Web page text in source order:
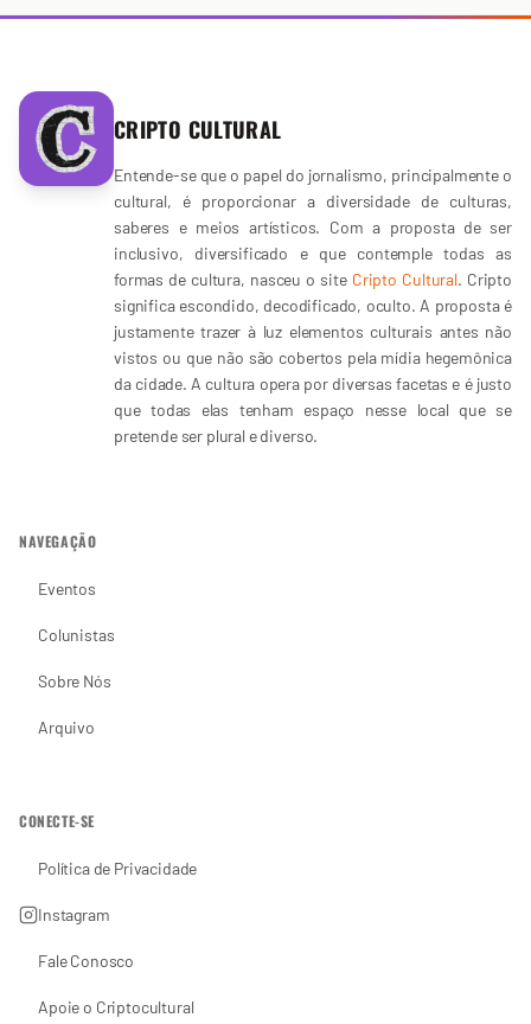
CRIPTO CULTURAL
Entende-se que o papel do jornalismo, principalmente o
cultural, é proporcionar a diversidade de culturas,
saberes e meios artísticos. Com a proposta de ser
inclusivo, diversificado e que contemple todas as
formas de cultura, nasceu o site Cripto Cultural. Cripto
significa escondido, decodificado, oculto. A proposta é
justamente trazer à luz elementos culturais antes não
vistos ou que não são cobertos pela mídia hegemônica
da cidade. A cultura opera por diversas facetas e é justo
que todas elas tenham espaço nesse local que se
pretende ser plural e diverso.
NAVEGAÇÃO
Eventos
Colunistas
Sobre Nós
Arquivo
CONECTE-SE
Política de Privacidade
Instagram
Fale Conosco
Apoie o Criptocultural